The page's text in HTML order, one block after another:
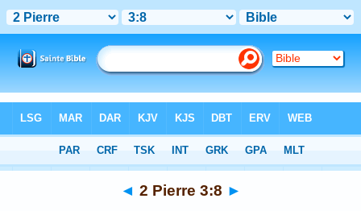
Chapitre 3> Verset 8
◄ 2 Pierre 3:8 ►